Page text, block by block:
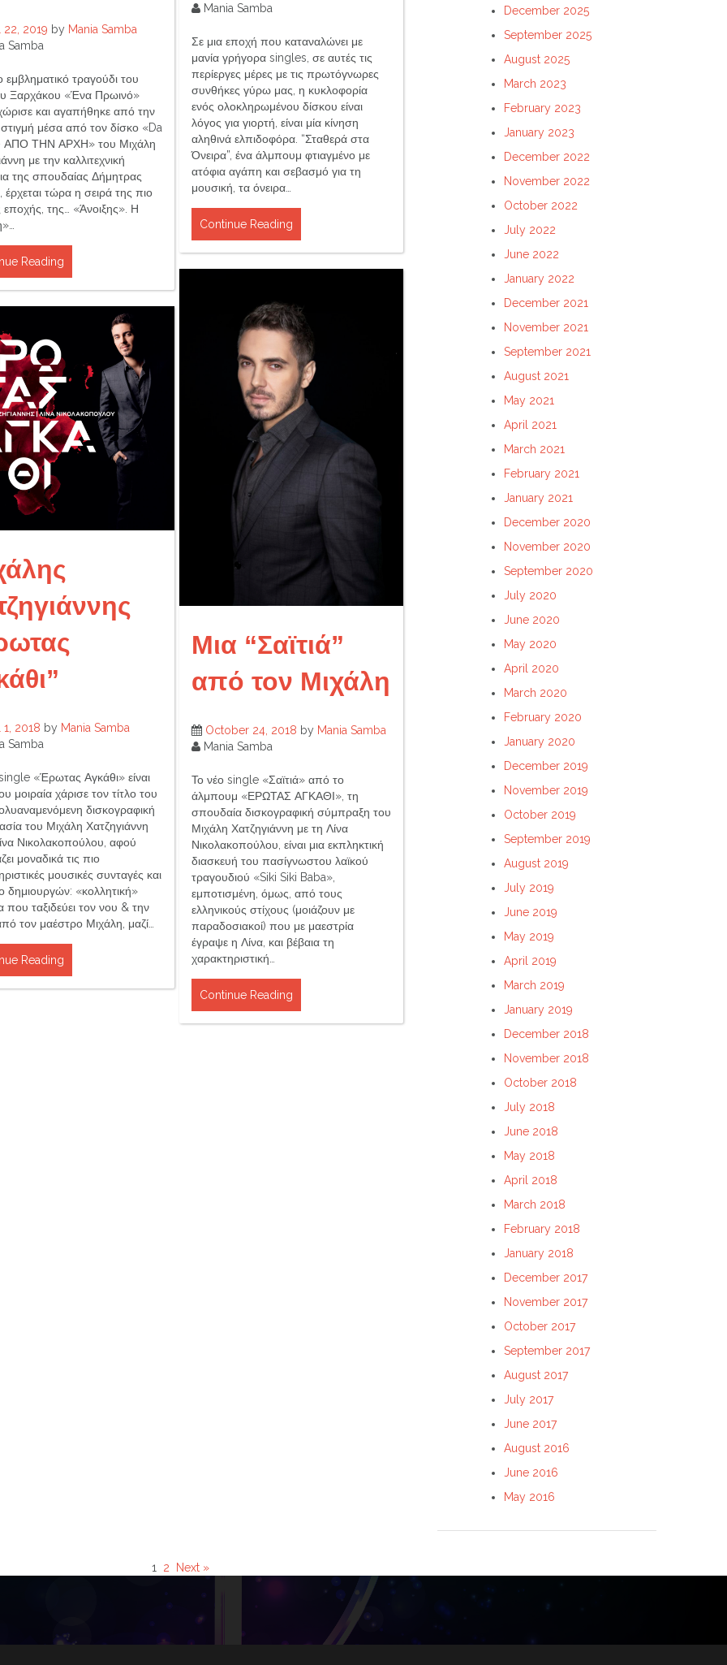
Mania Samba
Σε μια εποχή που καταναλώνει με
μανία γρήγορα singles, σε αυτές τις
περίεργες μέρες με τις πρωτόγνωρες
συνθήκες γύρω μας, η κυκλοφορία
ενός ολοκληρωμένου δίσκου είναι
λόγος για γιορτή, είναι μία κίνηση
αληθινά ελπιδοφόρα. “Σταθερά στα
Όνειρα”, ένα άλμπουμ φτιαγμένο με
ατόφια αγάπη και σεβασμό για τη
μουσική, τα όνειρα…
Continue Reading
22, 2019 by Mania Samba
Samba
εμβληματικό τραγούδι του
Ξαρχάκου «Ένα Πρωινό»
και αγαπήθηκε από την
μέσα από τον δίσκο «Da
ΑΠΟ ΤΗΝ ΑΡΧΗ» του Μιχάλη
με την καλλιτεχνική
της σπουδαίας Δήμητρας
έρχεται τώρα η σειρά της πιο
εποχής, της… «Άνοιξης». Η
Reading
Μια “Σαϊτιά”
από τον Μιχάλη
October 24, 2018 by Mania Samba
Mania Samba
Το νέο single «Σαϊτιά» από το
άλμπουμ «ΕΡΩΤΑΣ ΑΓΚΑΘΙ», τη
σπουδαία δισκογραφική σύμπραξη του
Μιχάλη Χατζηγιάννη με τη Λίνα
Νικολακοπούλου, είναι μια εκπληκτική
διασκευή του πασίγνωστου λαϊκού
τραγουδιού «Siki Siki Baba»,
εμποτισμένη, όμως, από τους
ελληνικούς στίχους (μοιάζουν με
παραδοσιακοί) που με μαεστρία
έγραψε η Λίνα, και βέβαια τη
χαρακτηριστική…
Continue Reading
2018 by Mania Samba
Samba
«Έρωτας Αγκάθι» είναι
μοιραία χάρισε τον τίτλο του
δισκογραφική
του Μιχάλη Χατζηγιάννη
Νικολακοπούλου, αφού
μοναδικά τις πιο
μουσικές συνταγές και
δημιουργών: «κολλητική»
που ταξιδεύει τον νου & την
τον μαέστρο Μιχάλη, μαζί…
Reading
December 2025
September 2025
August 2025
March 2023
February 2023
January 2023
December 2022
November 2022
October 2022
July 2022
June 2022
January 2022
December 2021
November 2021
September 2021
August 2021
May 2021
April 2021
March 2021
February 2021
January 2021
December 2020
November 2020
September 2020
July 2020
June 2020
May 2020
April 2020
March 2020
February 2020
January 2020
December 2019
November 2019
October 2019
September 2019
August 2019
July 2019
June 2019
May 2019
April 2019
March 2019
January 2019
December 2018
November 2018
October 2018
July 2018
June 2018
May 2018
April 2018
March 2018
February 2018
January 2018
December 2017
November 2017
October 2017
September 2017
August 2017
July 2017
June 2017
August 2016
June 2016
May 2016
1 2 Next »